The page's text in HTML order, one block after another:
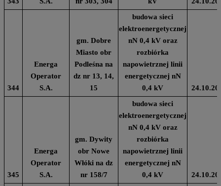
344
Energa
Operator
S.A.
gm. Dobre
Miasto obr
Podleśna na
dz nr 13, 14,
15
budowa sieci
elektroenergetycznej
nN 0,4 kV oraz
rozbiórka
napowietrznej linii
energetycznej nN
0,4 kV
345
Energa
Operator
S.A.
gm. Dywity
obr Nowe
Włóki na dz
nr 158/7
budowa sieci
elektroenergetycznej
nN 0,4 kV oraz
rozbiórka
napowietrznej linii
energetycznej nN
0,4 kV